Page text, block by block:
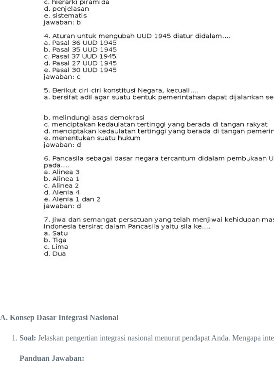
A. Konsep Dasar Integrasi Nasional
Soal: Jelaskan pengertian integrasi nasional menurut pendapat Anda. Mengapa
Panduan Jawaban: